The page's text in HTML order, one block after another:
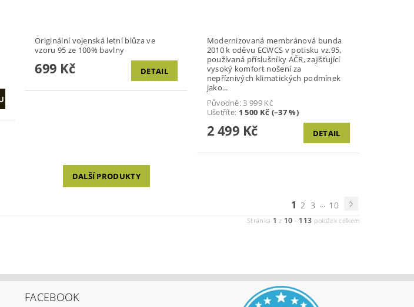
Originální vojenská letní blůza ve
vzoru 95 ze 100% bavlny
699 Kč DETAIL
Modernizovaná membránová bunda
2010 k oděvu ECWCS v potisku vz.95,
používaná příslušníky AČR, zajišťující
vysoký komfort nošení za
nepříznivých klimatických podmínek
jako...
Původně:3 999 Kč
Ušetříte: 1 500 Kč (–37 %)
2 499 Kč DETAIL
DALŠÍ PRODUKTY
1 2 3 ... 10
Stránka 1 z 10 - 113 položek celkem
FACEBOOK